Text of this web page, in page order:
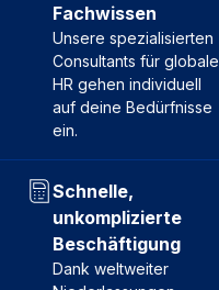
Fachwissen
Unsere spezialisierten
Consultants für globale
HR gehen individuell
auf deine Bedürfnisse
ein.
Schnelle,
unkomplizierte
Beschäftigung
Dank weltweiter